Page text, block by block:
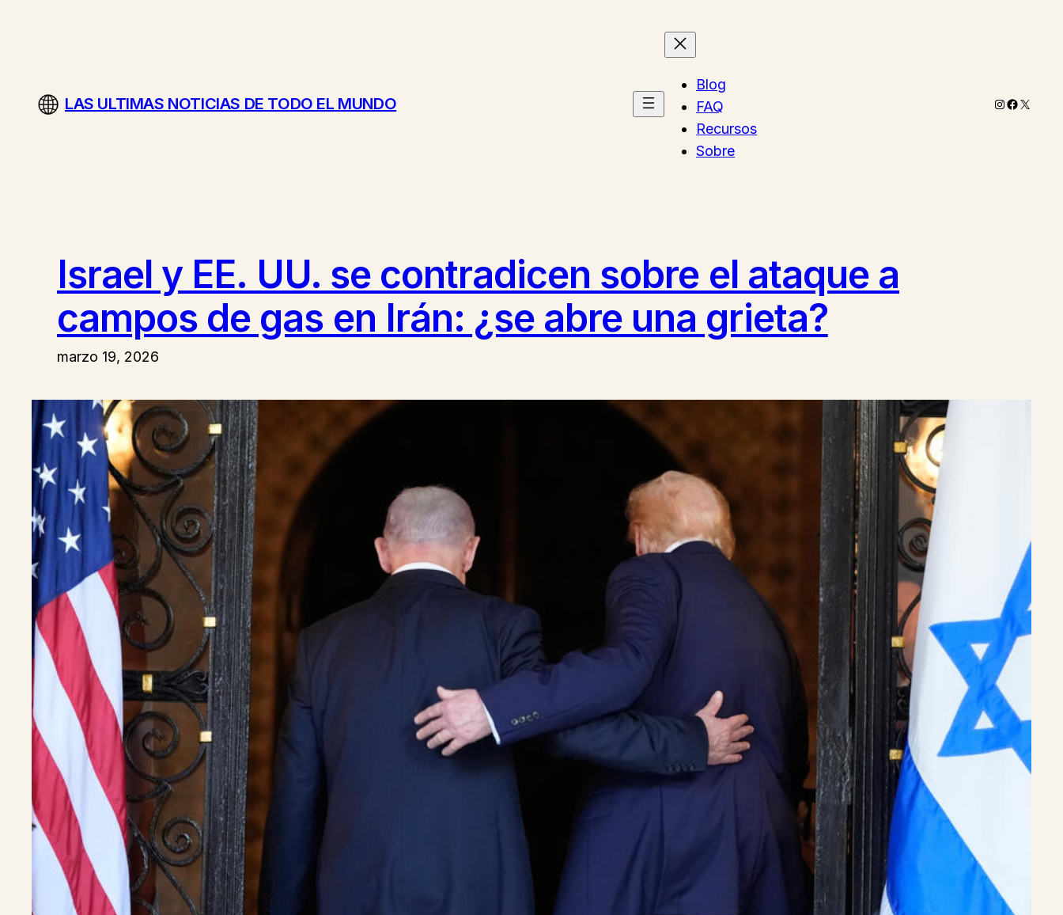
LAS ULTIMAS NOTICIAS DE TODO EL MUNDO
Blog
FAQ
Recursos
Sobre
Instagram
X
Israel y EE. UU. se contradicen sobre el ataque a
campos de gas en Irán: ¿se abre una grieta?
marzo 19, 2026